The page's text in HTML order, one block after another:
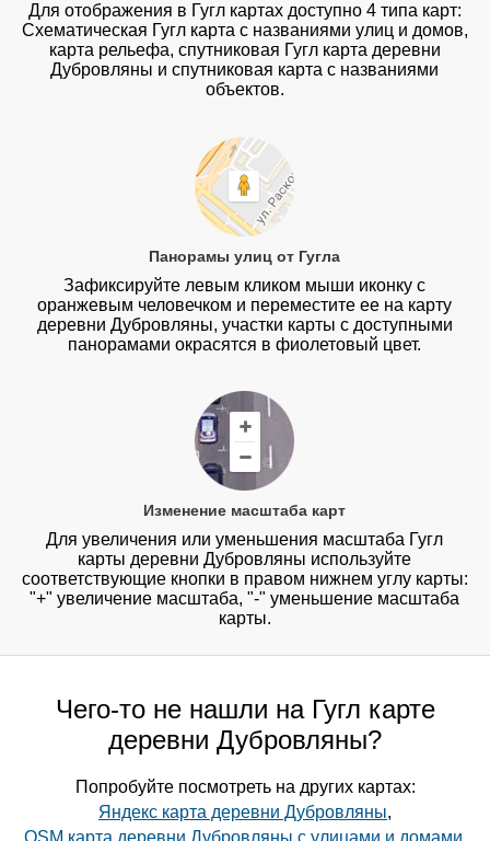
Для отображения в Гугл картах доступно 4 типа карт:
Схематическая Гугл карта с названиями улиц и домов,
карта рельефа, спутниковая Гугл карта деревни
Дубровляны и спутниковая карта с названиями
объектов.
Панорамы улиц от Гугла
Зафиксируйте левым кликом мыши иконку с
оранжевым человечком и переместите ее на карту
деревни Дубровляны, участки карты с доступными
панорамами окрасятся в фиолетовый цвет.
Изменение масштаба карт
Для увеличения или уменьшения масштаба Гугл
карты деревни Дубровляны используйте
соответствующие кнопки в правом нижнем углу карты:
"+" увеличение масштаба, "-" уменьшение масштаба
карты.
Чего-то не нашли на Гугл карте
деревни Дубровляны?
Попробуйте посмотреть на других картах:
Яндекс карта деревни Дубровляны,